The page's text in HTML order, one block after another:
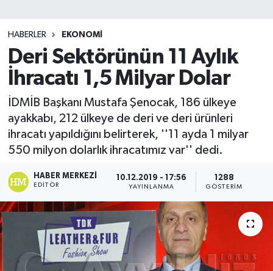
HABERLER EKONOMİ
Deri Sektörünün 11 Aylık
İhracatı 1,5 Milyar Dolar
İDMİB Başkanı Mustafa Şenocak, 186 ülkeye
ayakkabı, 212 ülkeye de deri ve deri ürünleri
ihracatı yapıldığını belirterek, ''11 ayda 1 milyar
550 milyon dolarlık ihracatımız var'' dedi.
HABER MERKEZI
EDITÖR
10.12.2019 - 17:56
YAYINLANMA
1288
GÖSTERIM